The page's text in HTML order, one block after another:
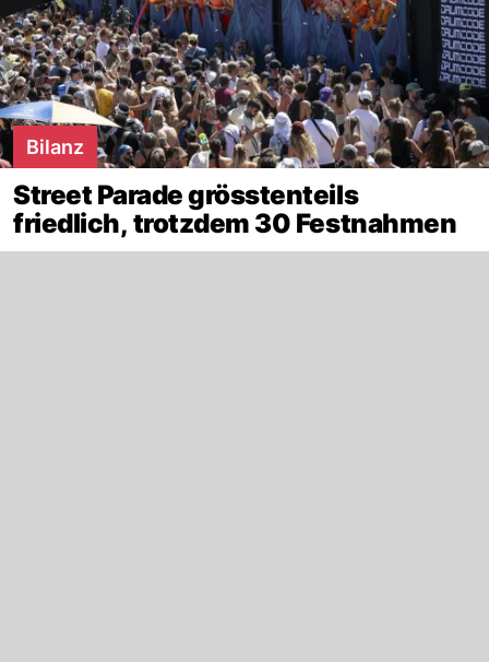
Bilanz
Street Parade grösstenteils
friedlich, trotzdem 30 Festnahmen